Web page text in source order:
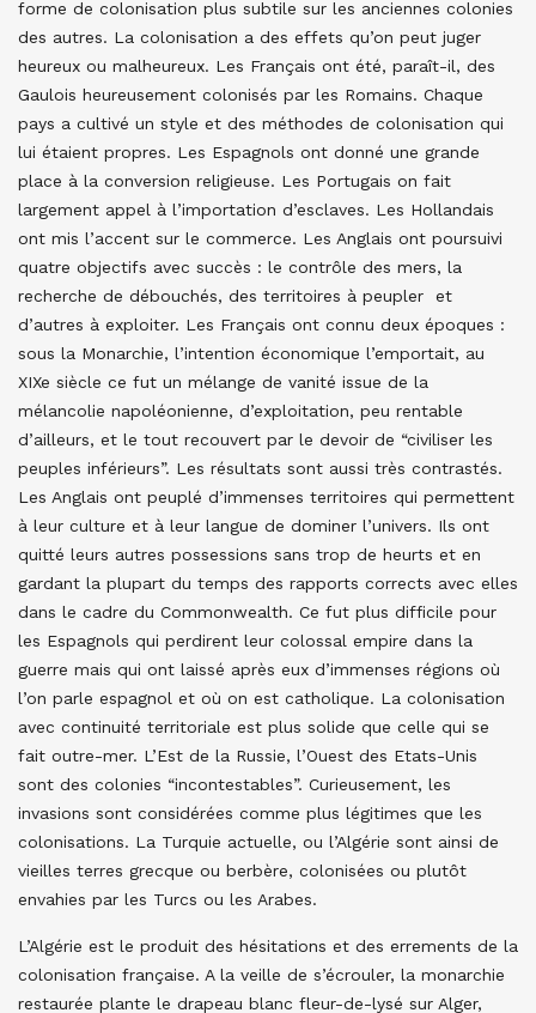
forme de colonisation plus subtile sur les anciennes colonies
des autres. La colonisation a des effets qu’on peut juger
heureux ou malheureux. Les Français ont été, paraît-il, des
Gaulois heureusement colonisés par les Romains. Chaque
pays a cultivé un style et des méthodes de colonisation qui
lui étaient propres. Les Espagnols ont donné une grande
place à la conversion religieuse. Les Portugais on fait
largement appel à l’importation d’esclaves. Les Hollandais
ont mis l’accent sur le commerce. Les Anglais ont poursuivi
quatre objectifs avec succès : le contrôle des mers, la
recherche de débouchés, des territoires à peupler et
d’autres à exploiter. Les Français ont connu deux époques :
sous la Monarchie, l’intention économique l’emportait, au
XIXe siècle ce fut un mélange de vanité issue de la
mélancolie napoléonienne, d’exploitation, peu rentable
d’ailleurs, et le tout recouvert par le devoir de “civiliser les
peuples inférieurs”. Les résultats sont aussi très contrastés.
Les Anglais ont peuplé d’immenses territoires qui permettent
à leur culture et à leur langue de dominer l’univers. Ils ont
quitté leurs autres possessions sans trop de heurts et en
gardant la plupart du temps des rapports corrects avec elles
dans le cadre du Commonwealth. Ce fut plus difficile pour
les Espagnols qui perdirent leur colossal empire dans la
guerre mais qui ont laissé après eux d’immenses régions où
l’on parle espagnol et où on est catholique. La colonisation
avec continuité territoriale est plus solide que celle qui se
fait outre-mer. L’Est de la Russie, l’Ouest des Etats-Unis
sont des colonies “incontestables”. Curieusement, les
invasions sont considérées comme plus légitimes que les
colonisations. La Turquie actuelle, ou l’Algérie sont ainsi de
vieilles terres grecque ou berbère, colonisées ou plutôt
envahies par les Turcs ou les Arabes.
L’Algérie est le produit des hésitations et des errements de la
colonisation française. A la veille de s’écrouler, la monarchie
restaurée plante le drapeau blanc fleur-de-lysé sur Alger,